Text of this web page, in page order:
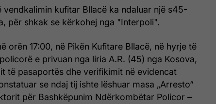
vendkalimin kufitar Bllacë ka ndaluar një s45-
për shkak se kërkohej nga "Interpoli".
orën 17:00, në Pikën Kufitare Bllacë, në hyrje të
e privuan nga liria A.R. (45) nga Kosova,
të pasaportës dhe verifikimit në evidencat
se ndaj tij ishte lëshuar masa „Arresto“
për Bashkëpunim Ndërkombëtar Policor –